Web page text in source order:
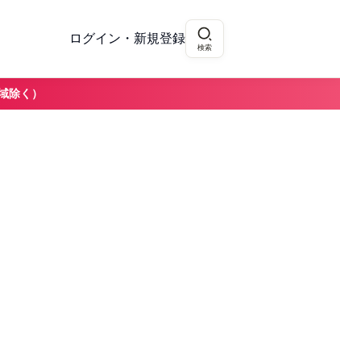
ログイン・新規登録
検索
除く）